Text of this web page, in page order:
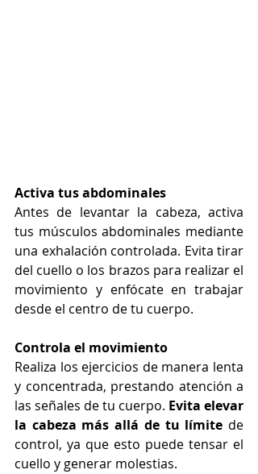
Activa tus abdominales
Antes de levantar la cabeza, activa
tus músculos abdominales mediante
una exhalación controlada. Evita tirar
del cuello o los brazos para realizar el
movimiento y enfócate en trabajar
desde el centro de tu cuerpo.
Controla el movimiento
Realiza los ejercicios de manera lenta
y concentrada, prestando atención a
las señales de tu cuerpo. Evita elevar
la cabeza más allá de tu límite de
control, ya que esto puede tensar el
cuello y generar molestias.